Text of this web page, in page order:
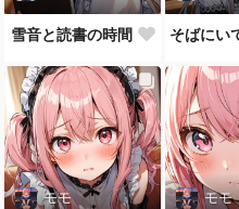
雪音と読書の時間
モモ モモ